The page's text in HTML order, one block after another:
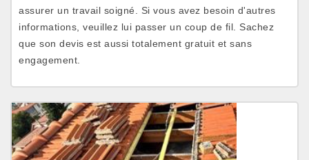
assurer un travail soigné. Si vous avez besoin d'autres
informations, veuillez lui passer un coup de fil. Sachez
que son devis est aussi totalement gratuit et sans
engagement.